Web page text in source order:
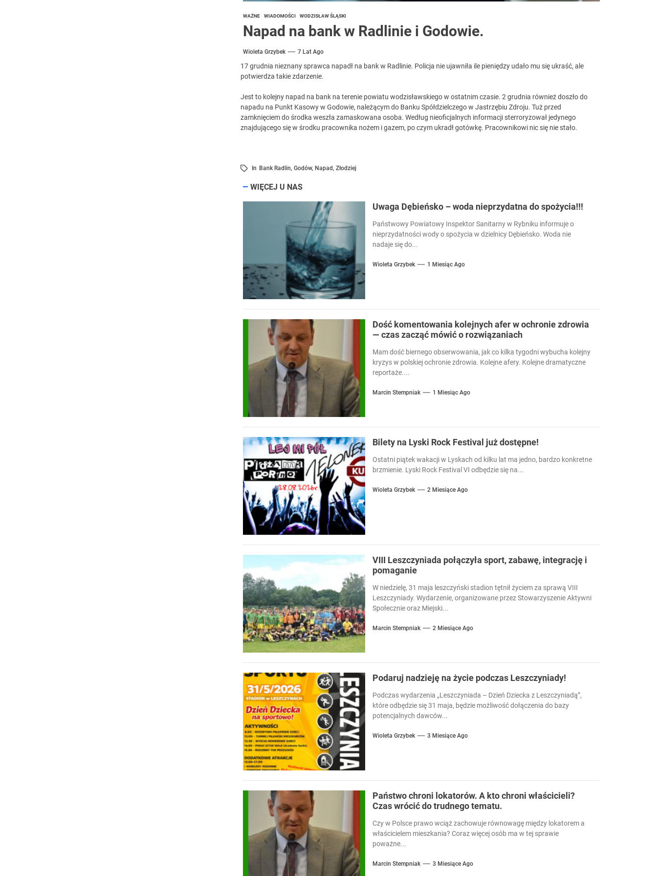
WAŻNE WIADOMOŚCI WODZISŁAW ŚLĄSKI
Napad na bank w Radlinie i Godowie.
Wioleta Grzybek 7 Lat Ago
17 grudnia nieznany sprawca napadł na bank w Radlinie. Policja nie ujawniła ile pieniędzy udało mu się ukraść, ale
potwierdza takie zdarzenie.
Jest to kolejny napad na bank na terenie powiatu wodzisławskiego w ostatnim czasie. 2 grudnia również doszło do
napadu na Punkt Kasowy w Godowie, należącym do Banku Spółdzielczego w Jastrzębiu Zdroju. Tuż przed
zamknięciem do środka weszła zamaskowana osoba. Według nieoficjalnych informacji sterroryzował jedynego
znajdującego się w środku pracownika nożem i gazem, po czym ukradł gotówkę. Pracownikowi nic się nie stało.
In Bank Radlin, Godów, Napad, Złodziej
WIĘCEJ U NAS
Uwaga Dębieńsko – woda nieprzydatna do spożycia!!!
Państwowy Powiatowy Inspektor Sanitarny w Rybniku informuje o
nieprzydatności wody o spożycia w dzielnicy Dębieńsko. Woda nie
nadaje się do...
Wioleta Grzybek 1 Miesiąc Ago
Dość komentowania kolejnych afer w ochronie zdrowia
— czas zacząć mówić o rozwiązaniach
Mam dość biernego obserwowania, jak co kilka tygodni wybucha kolejny
kryzys w polskiej ochronie zdrowia. Kolejne afery. Kolejne dramatyczne
reportaże....
Marcin Stempniak 1 Miesiąc Ago
Bilety na Lyski Rock Festival już dostępne!
Ostatni piątek wakacji w Lyskach od kilku lat ma jedno, bardzo konkretne
brzmienie. Lyski Rock Festival VI odbędzie się na...
Wioleta Grzybek 2 Miesiące Ago
VIII Leszczyniada połączyła sport, zabawę, integrację i
pomaganie
W niedzielę, 31 maja leszczyński stadion tętnił życiem za sprawą VIII
Leszczyniady. Wydarzenie, organizowane przez Stowarzyszenie Aktywni
Społecznie oraz Miejski...
Marcin Stempniak 2 Miesiące Ago
Podaruj nadzieję na życie podczas Leszczyniady!
Podczas wydarzenia „Leszczyniada – Dzień Dziecka z Leszczyniadą”,
które odbędzie się 31 maja, będzie możliwość dołączenia do bazy
potencjalnych dawców...
Wioleta Grzybek 3 Miesiące Ago
Państwo chroni lokatorów. A kto chroni właścicieli?
Czas wrócić do trudnego tematu.
Czy w Polsce prawo wciąż zachowuje równowagę między lokatorem a
właścicielem mieszkania? Coraz więcej osób ma w tej sprawie
poważne...
Marcin Stempniak 3 Miesiące Ago